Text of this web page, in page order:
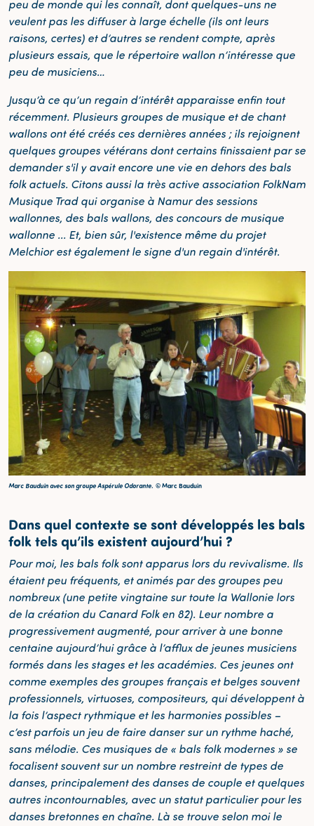
peu de monde qui les connaît, dont quelques-uns ne
veulent pas les diffuser à large échelle (ils ont leurs
raisons, certes) et d’autres se rendent compte, après
plusieurs essais, que le répertoire wallon n’intéresse que
peu de musiciens…
Jusqu’à ce qu’un regain d’intérêt apparaisse enfin tout
récemment. Plusieurs groupes de musique et de chant
wallons ont été créés ces dernières années ; ils rejoignent
quelques groupes vétérans dont certains finissaient par se
demander s'il y avait encore une vie en dehors des bals
folk actuels. Citons aussi la très active association FolkNam
Musique Trad qui organise à Namur des sessions
wallonnes, des bals wallons, des concours de musique
wallonne ... Et, bien sûr, l'existence même du projet
Melchior est également le signe d'un regain d'intérêt.
Marc Bauduin avec son groupe Aspérule Odorante. © Marc Bauduin
Dans quel contexte se sont développés les bals
folk tels qu’ils existent aujourd’hui ?
Pour moi, les bals folk sont apparus lors du revivalisme. Ils
étaient peu fréquents, et animés par des groupes peu
nombreux (une petite vingtaine sur toute la Wallonie lors
de la création du Canard Folk en 82). Leur nombre a
progressivement augmenté, pour arriver à une bonne
centaine aujourd’hui grâce à l’afflux de jeunes musiciens
formés dans les stages et les académies. Ces jeunes ont
comme exemples des groupes français et belges souvent
professionnels, virtuoses, compositeurs, qui développent à
la fois l’aspect rythmique et les harmonies possibles –
c’est parfois un jeu de faire danser sur un rythme haché,
sans mélodie. Ces musiques de « bals folk modernes » se
focalisent souvent sur un nombre restreint de types de
danses, principalement des danses de couple et quelques
autres incontournables, avec un statut particulier pour les
danses bretonnes en chaîne. Là se trouve selon moi le